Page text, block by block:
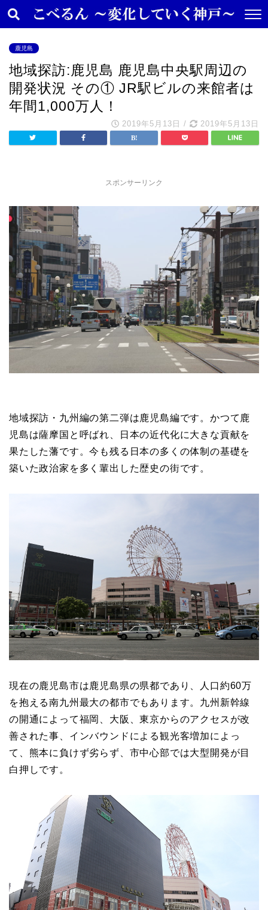
鹿児島
地域探訪:鹿児島 鹿児島中央駅周辺の
開発状況 その① JR駅ビルの来館者は
年間1,000万人！
2019年5月13日 / 2019年5月13日
スポンサーリンク
地域探訪・九州編の第二弾は鹿児島編です。かつて鹿
児島は薩摩国と呼ばれ、日本の近代化に大きな貢献を
果たした藩です。今も残る日本の多くの体制の基礎を
築いた政治家を多く輩出した歴史の街です。
現在の鹿児島市は鹿児島県の県都であり、人口約60万
を抱える南九州最大の都市でもあります。九州新幹線
の開通によって福岡、大阪、東京からのアクセスが改
善された事、インバウンドによる観光客増加によっ
て、熊本に負けず劣らず、市中心部では大型開発が目
白押しです。